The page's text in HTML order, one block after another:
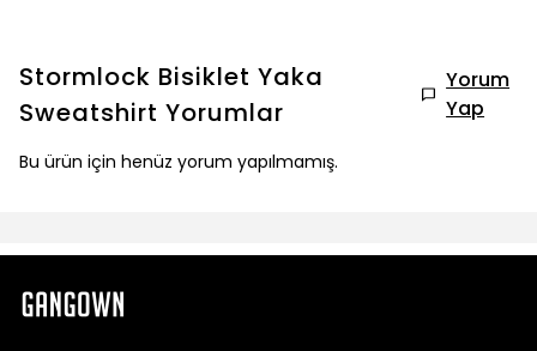
Stormlock Bisiklet Yaka
Sweatshirt Yorumlar
Yorum
Yap
Bu ürün için henüz yorum yapılmamış.